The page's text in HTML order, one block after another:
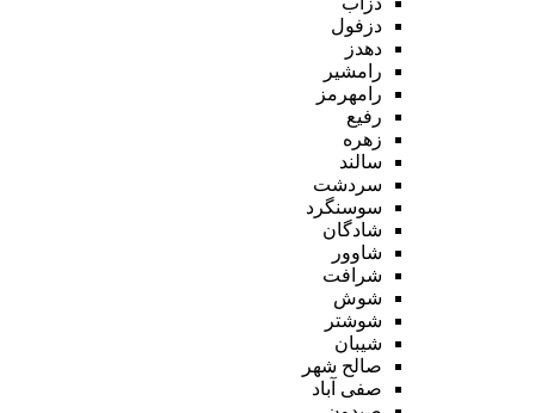
دزفول
دهدز
رامشیر
رامهرمز
رفیع
زهره
سالند
سردشت
سوسنگرد
شادگان
شاوور
شرافت
شوش
شوشتر
شیبان
صالح شهر
صفی آباد